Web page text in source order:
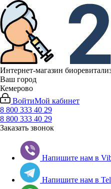
Интернет-магазин
Ваш город
Кемерово
ВойтиМой кабинет
8 800 333 40 29
8 800 333 40 29
Заказать звонок
Напишите нам в
Напишите нам в